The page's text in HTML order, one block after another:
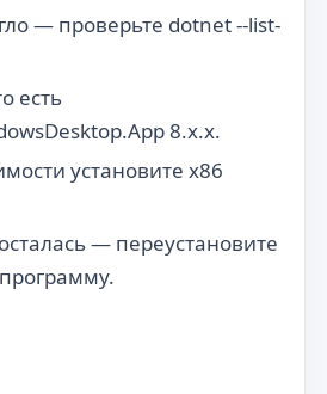
— проверьте dotnet --list-
есть
8.x.x.
установите x86
— переустановите